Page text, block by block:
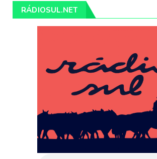
RÁDIOSUL.NET